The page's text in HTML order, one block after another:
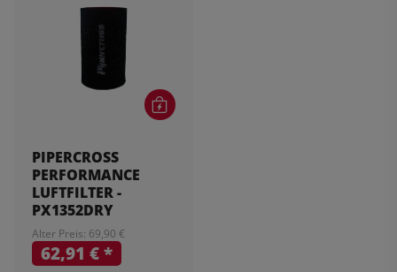
PIPERCROSS
PERFORMANCE
LUFTFILTER -
PX1352DRY
Alter Preis: 69,90 €
62,91 €*